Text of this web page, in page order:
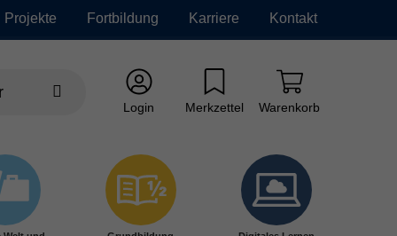
Projekte Fortbildung Karriere Kontakt
Login Merkzettel Warenkorb